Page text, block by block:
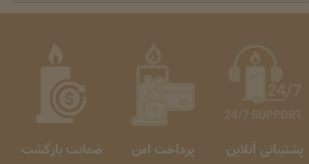
ضمانت بازگشت
پرداخت امن پشتیبانی آنلاین